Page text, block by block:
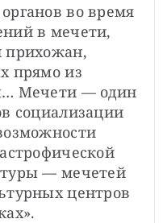
во время
в мечети,
прихожан,
прямо из
Мечети — один
социализации
— мечетей
центров